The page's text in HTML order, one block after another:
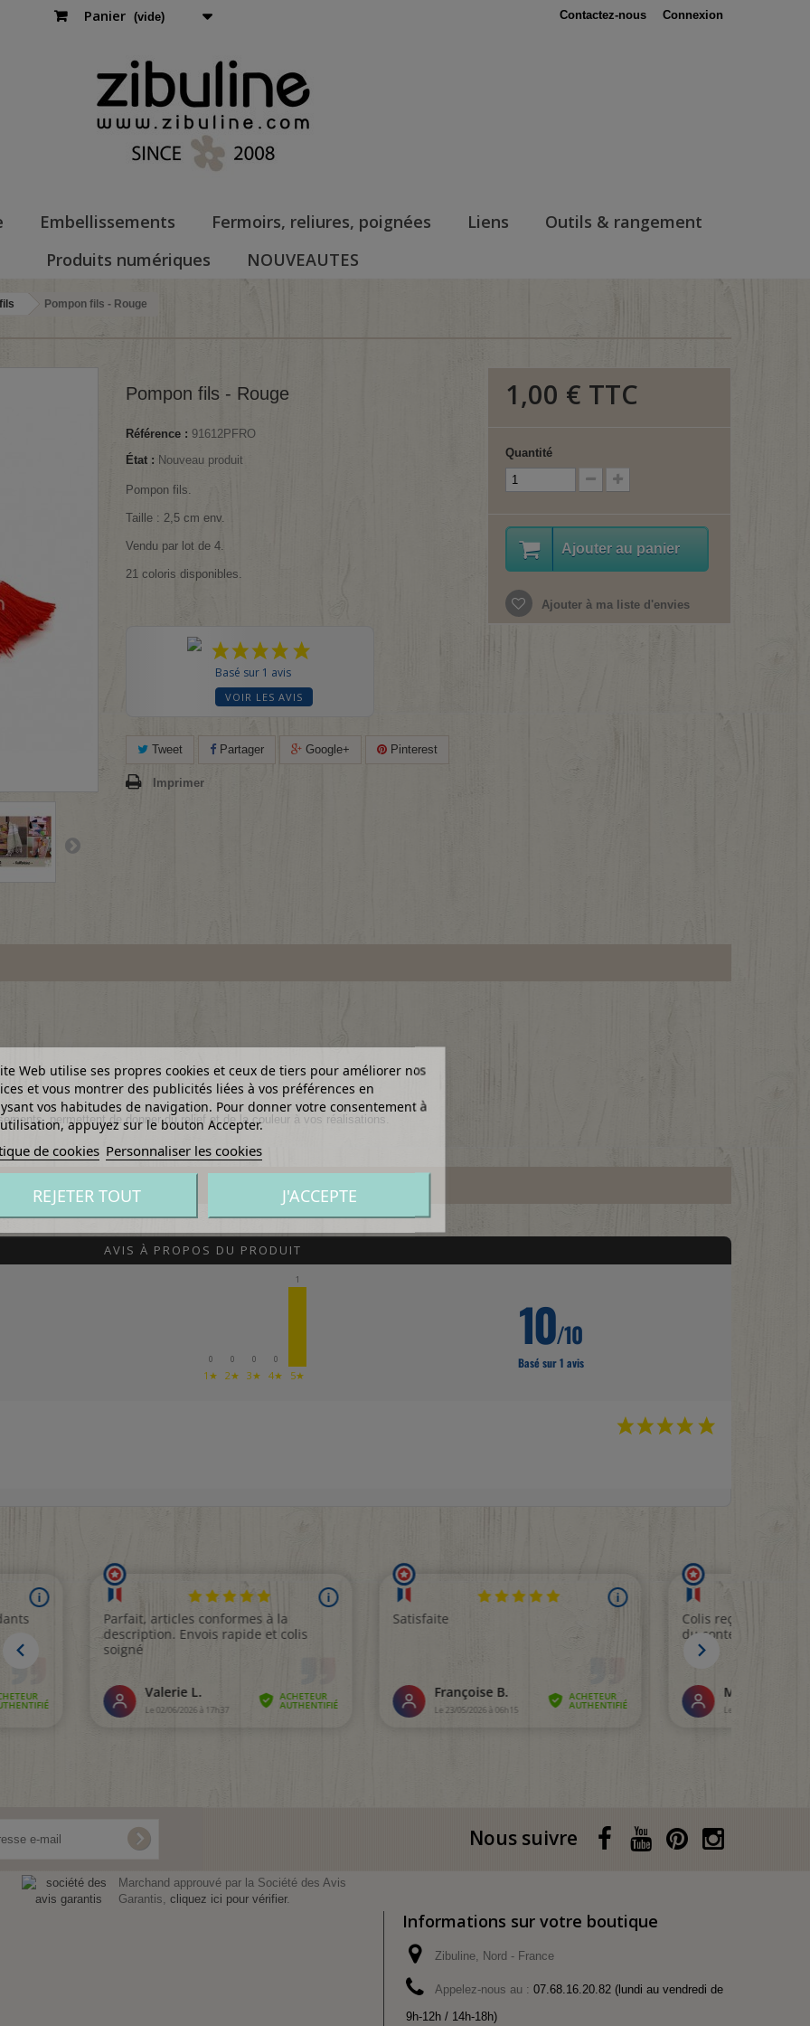
Connexion
Contactez-nous
Panier (vide)
Embellissements Fermoirs, reliures, poignées Liens
Outils & rangement
Produits numériques
NOUVEAUTES
Pompon fils - Rouge
Pompon fils - Rouge
Référence : 91612PFRO
État : Nouveau produit
Pompon fils.
Taille : 2,5 cm env.
Vendu par lot de 4.
21 coloris disponibles.
Basé sur 1 avis
VOIR LES AVIS
Tweet Partager Google+ Pinterest
Imprimer
1,00 € TTC
Quantité
Ajouter au panier
Ajouter à ma liste d'envies
permettent de donner du relief et de la couleur à vos réalisations.
AVIS À PROPOS DU PRODUIT
0
1★
0
2★
0
3★
0
4★
1
5★
10/10
Basé sur 1 avis
Nous suivre
Informations sur votre boutique
Zibuline, Nord - France
Appelez-nous au :07.68.16.20.82 (lundi au vendredi de
9h-12h / 14h-18h)
Marchand approuvé par la Société des Avis
Garantis, cliquez ici pour vérifier.
Web utilise ses propres cookies et ceux de tiers pour améliorer nos
et vous montrer des publicités liées à vos préférences en
vos habitudes de navigation. Pour donner votre consentement à
appuyez sur le bouton Accepter.
de cookies Personnaliser les cookies
REJETER TOUT J'ACCEPTE